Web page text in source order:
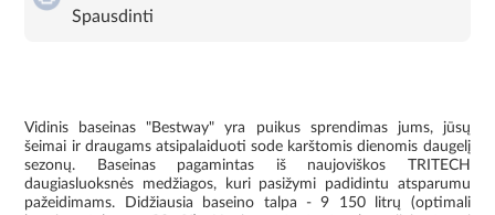
Spausdinti
Vidinis baseinas "Bestway" yra puikus sprendimas jums, jūsų
šeimai ir draugams atsipalaiduoti sode karštomis dienomis daugelį
sezonų. Baseinas pagamintas iš naujoviškos TRITECH
daugiasluoksnės medžiagos, kuri pasižymi padidintu atsparumu
pažeidimams. Didžiausia baseino talpa - 9 150 litrų (optimali